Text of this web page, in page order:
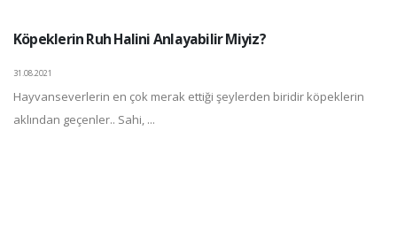
Köpeklerin Ruh Halini Anlayabilir Miyiz?
31.08.2021
Hayvanseverlerin en çok merak ettiği şeylerden biridir köpeklerin
aklından geçenler.. Sahi, ...